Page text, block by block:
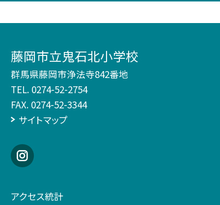
藤岡市立鬼石北小学校
群馬県藤岡市浄法寺842番地
TEL. 0274-52-2754
FAX. 0274-52-3344
サイトマップ
アクセス統計